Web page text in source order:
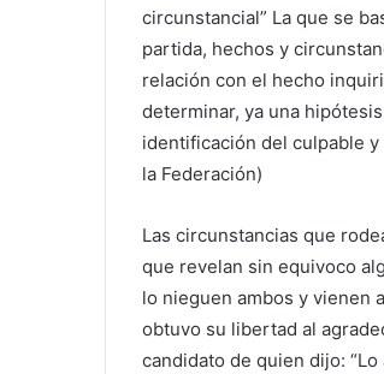
circunstancial” La que se
partida, hechos y
relación con el hecho
determinar, ya una
identificación del culpable
la Federación)
Las circunstancias que
que revelan sin equivoco
lo nieguen ambos y vienen
obtuvo su libertad al
candidato de quien dijo: